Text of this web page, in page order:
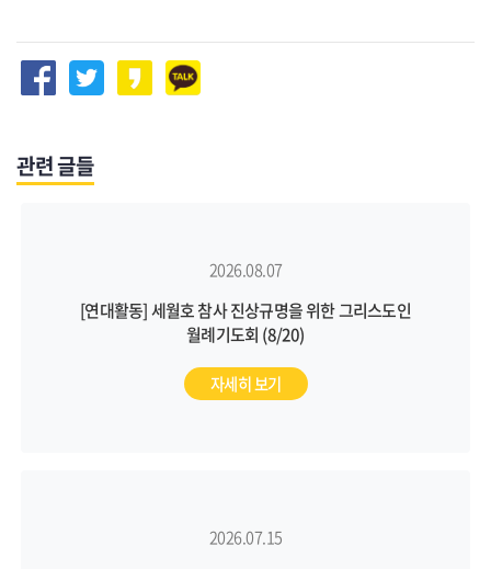
관련 글들
2026.08.07
[연대활동] 세월호 참사 진상규명을 위한 그리스도인
월례기도회 (8/20)
자세히 보기
2026.07.15